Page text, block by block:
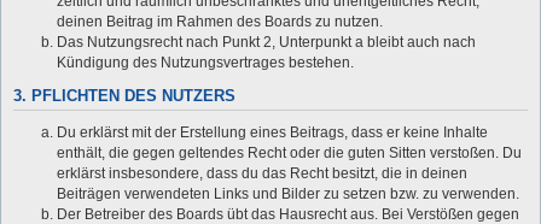
deinen Beitrag im Rahmen des Boards zu nutzen.
Das Nutzungsrecht nach Punkt 2, Unterpunkt a bleibt auch nach
Kündigung des Nutzungsvertrages bestehen.
3. PFLICHTEN DES NUTZERS
Du erklärst mit der Erstellung eines Beitrags, dass er keine Inhalte
enthält, die gegen geltendes Recht oder die guten Sitten verstoßen. Du
erklärst insbesondere, dass du das Recht besitzt, die in deinen
Beiträgen verwendeten Links und Bilder zu setzen bzw. zu verwenden.
Der Betreiber des Boards übt das Hausrecht aus. Bei Verstößen gegen